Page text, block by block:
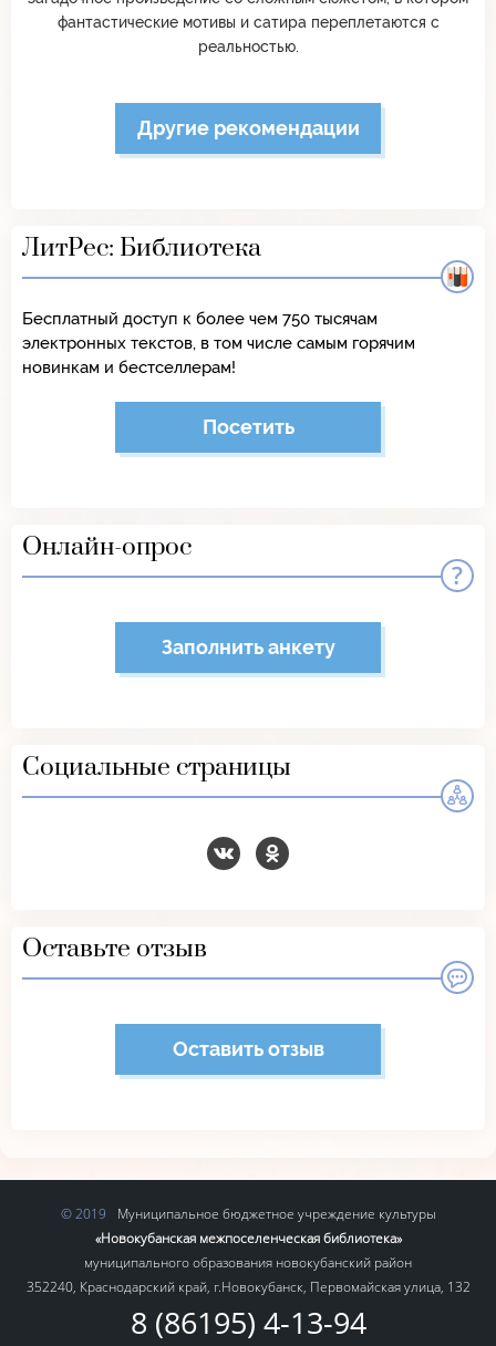
фантастические мотивы и сатира переплетаются с
реальностью.
Другие рекомендации
ЛитРес: Библиотека
Бесплатный доступ к более чем 750 тысячам
электронных текстов, в том числе самым горячим
новинкам и бестселлерам!
Посетить
Онлайн-опрос
Заполнить анкету
Социальные страницы
Оставьте отзыв
Оставить отзыв
Муниципальное бюджетное учреждение культуры
«Новокубанская межпоселенческая библиотека»
муниципального образования новокубанский район
352240, Краснодарский край, г.Новокубанск, Первомайская улица, 132
8 (86195) 4-13-94